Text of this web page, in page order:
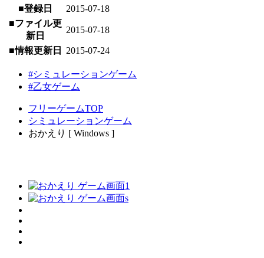
■登録日
2015-07-18
■ファイル更
新日
2015-07-18
■情報更新日 2015-07-24
#シミュレーションゲーム
#乙女ゲーム
フリーゲームTOP
シミュレーションゲーム
おかえり [ Windows ]